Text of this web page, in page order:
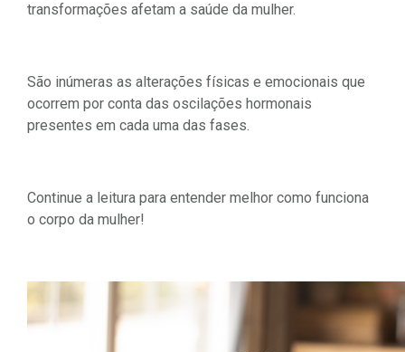
transformações afetam a saúde da mulher.
São inúmeras as alterações físicas e emocionais que
ocorrem por conta das oscilações hormonais
presentes em cada uma das fases.
Continue a leitura para entender melhor como funciona
o corpo da mulher!